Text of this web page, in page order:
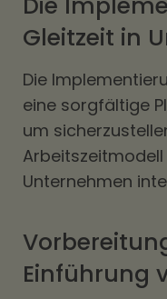
Gleitzeit in
Die
eine sorgfältige
um
Unternehmen
Einführung